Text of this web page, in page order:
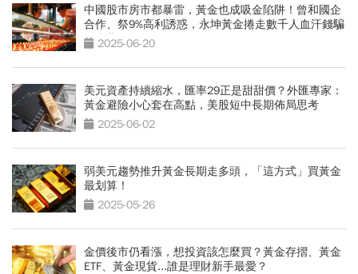
中國股市房市都暴雷，黃金也成吸金陷阱！曾和國企
合作、祭9%高利誘惑，永坤黃金捲走數千人血汗錢騙
局內幕
2025-06-20
美元資產持續縮水，匯率29正是甜甜價？外匯專家：
黃金避險小心套在高點，美股短中長期佈局思考
2025-06-02
弱美元趨勢推升黃金長期走多頭，「這方式」買黃金
最划算！
2025-05-26
金價後市仍看漲，想投資該怎麼買？黃金存摺、黃金
ETF、黃金現貨...誰是理財新手最愛？